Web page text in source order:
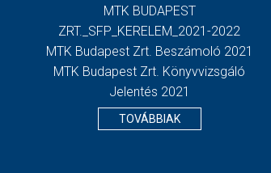
MTK BUDAPEST
ZRT._SFP_KERELEM_2021-2022
MTK Budapest Zrt. Beszámoló 2021
MTK Budapest Zrt. Könyvvizsgáló
Jelentés 2021
TOVÁBBIAK